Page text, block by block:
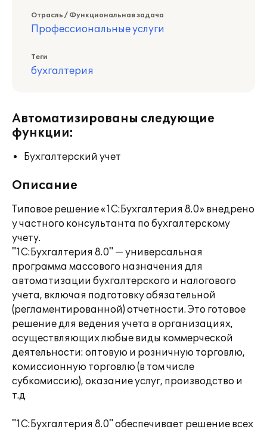
Отрасль / Функциональная задача
Профессиональные услуги
Теги
бухгалтерия
Автоматизированы следующие
функции:
Бухгалтерский учет
Описание
Типовое решение «1С:Бухгалтерия 8.0» внедрено
у частного консультанта по бухгалтерскому
учету.
"1С:Бухгалтерия 8.0" — универсальная
программа массового назначения для
автоматизации бухгалтерского и налогового
учета, включая подготовку обязательной
(регламентированной) отчетности. Это готовое
решение для ведения учета в организациях,
осуществляющих любые виды коммерческой
деятельности: оптовую и розничную торговлю,
комиссионную торговлю (в том числе
субкомиссию), оказание услуг, производство и
т.д
"1С:Бухгалтерия 8.0" обеспечивает решение всех